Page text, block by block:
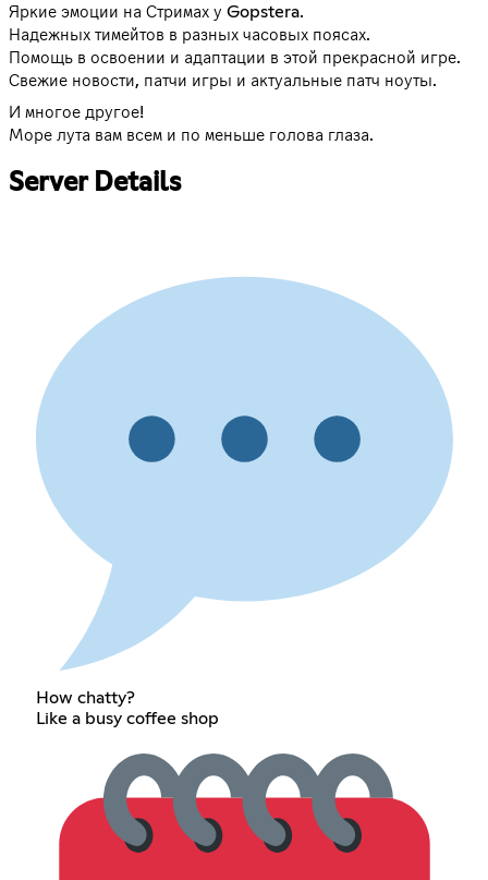
Яркие эмоции на Стримах у Gopstera.
Надежных тимейтов в разных часовых поясах.
Помощь в освоении и адаптации в этой прекрасной игре.
Свежие новости, патчи игры и актуальные патч ноуты.
И многое другое!
Море лута вам всем и по меньше голова глаза.
Server Details
How chatty?
Like a busy coffee shop